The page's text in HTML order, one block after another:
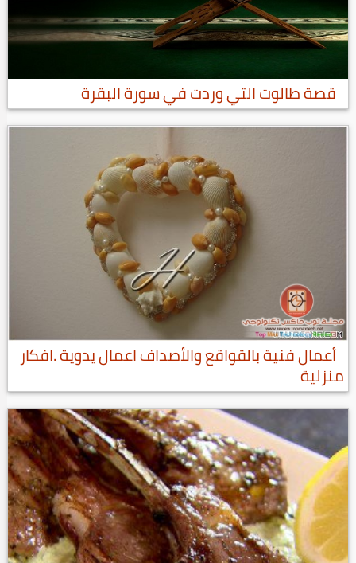
قصة طالوت التي وردت في سورة البقرة
أعمال فنية بالقواقع والأصداف اعمال يدوية .افكار
منزلية